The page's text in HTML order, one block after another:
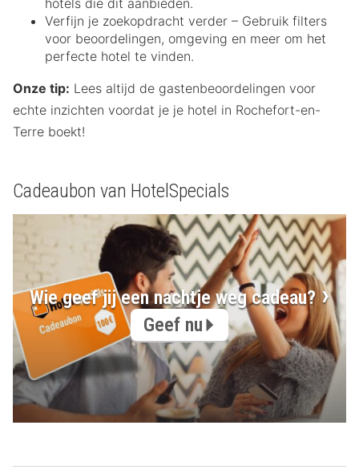
hotels die dit aanbieden.
Verfijn je zoekopdracht verder – Gebruik filters
voor beoordelingen, omgeving en meer om het
perfecte hotel te vinden.
Onze tip: Lees altijd de gastenbeoordelingen voor
echte inzichten voordat je je hotel in Rochefort-en-
Terre boekt!
Cadeaubon van HotelSpecials
Wie geef jij een nachtje weg cadeau?
Geef nu